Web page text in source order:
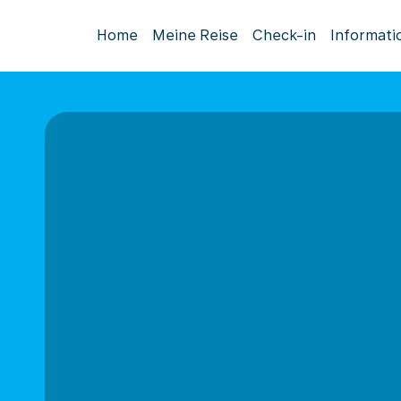
Home Meine Reise Check-in